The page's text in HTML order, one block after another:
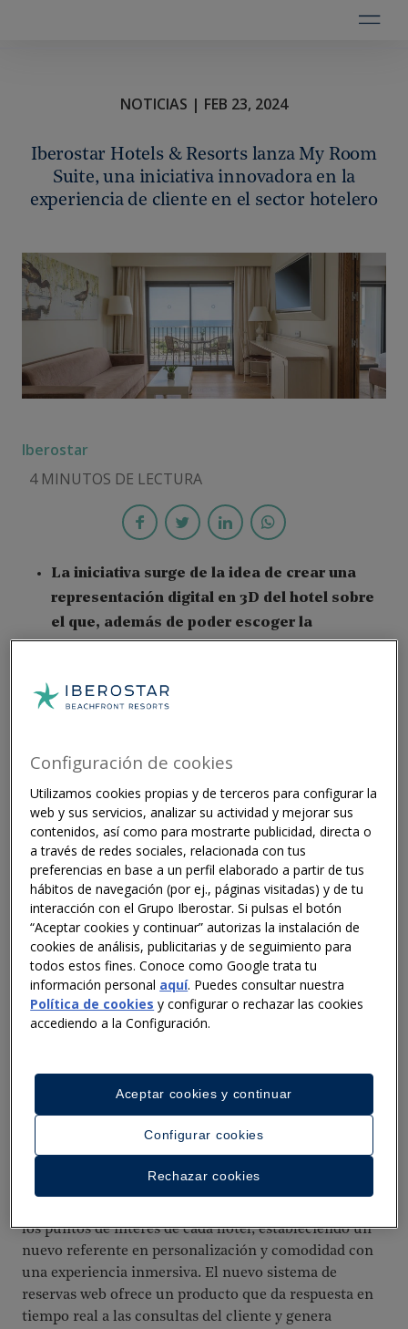
NOTICIAS | FEB 23, 2024
Iberostar Hotels & Resorts lanza My Room
Suite, una iniciativa innovadora en la
experiencia de cliente en el sector hotelero
Iberostar
4 MINUTOS DE LECTURA
La iniciativa surge de la idea de crear una
representación digital en 3D del hotel sobre
el que, además de poder escoger la
puede reservar directamente la habitación
My Room Suite incrementa la conversión ya
que el 14% de los clientes, los que usan este
servicio, generan el 19% de las reservas con
la selección de habitación sobre el mapa 3D.
Este innovador sistema mejora en tiempo
real las ventas y la experiencia del cliente
mediante optimización de procesos
operativos e integraciones avanzadas.
iniciativa que tiene su origen en su primera versión de
2010 con una clara vocación de mejorar la experiencia
de sus clientes en el proceso de selección de
habitación y reserva. Este avanzado servicio presenta
mapas 3D disponibles en los principales hoteles de
los puntos de interés de cada hotel, estableciendo un
nuevo referente en personalización y comodidad con
una experiencia inmersiva. El nuevo sistema de
reservas web ofrece un producto que da respuesta en
tiempo real a las consultas del cliente y genera
Configuración de cookies
Utilizamos cookies propias y de terceros para configurar la
web y sus servicios, analizar su actividad y mejorar sus
contenidos, así como para mostrarte publicidad, directa o
a través de redes sociales, relacionada con tus
preferencias en base a un perfil elaborado a partir de tus
hábitos de navegación (por ej., páginas visitadas) y de tu
interacción con el Grupo Iberostar. Si pulsas el botón
“Aceptar cookies y continuar” autorizas la instalación de
cookies de análisis, publicitarias y de seguimiento para
todos estos fines. Conoce como Google trata tu
información personal aquí. Puedes consultar nuestra
Política de cookies y configurar o rechazar las cookies
accediendo a la Configuración.
Configurar cookies
Rechazar cookies
Aceptar cookies y continuar